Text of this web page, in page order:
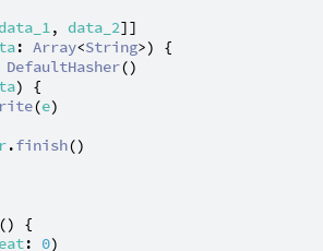
, data_2]]
: Array<String>) {
DefaultHasher()
) {
(e)
.finish()
() {
: 0)